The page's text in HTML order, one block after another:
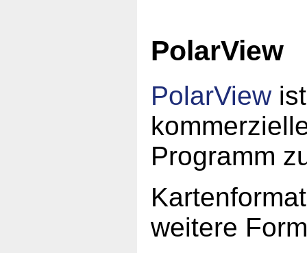
PolarView
PolarView
Programm
weitere